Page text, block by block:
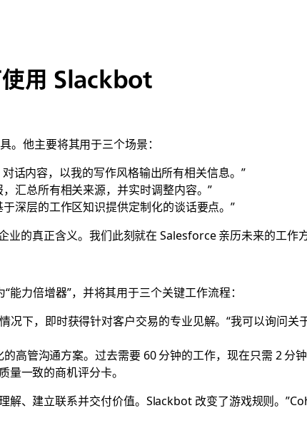
用 Slackbot
他主要将其用于三个场景：
话内容，以我的写作风格输出所有相关信息。”
汇总所有相关来源，并实时调整内容。”
深层的工作区知识提供定制化的谈话要点。”
业的真正含义。我们此刻就在 Salesforce 亲历未来的工作
力倍增器”，并将其用于三个关键工作流程：
况下，即时获得针对客户交易的专业见解。“我可以询问
高管沟通方案。过去需要 60 分钟的工作，现在只需 2 分
量一致的商机评分卡。
解、建立联系并交付价值。Slackbot 改变了游戏规则。